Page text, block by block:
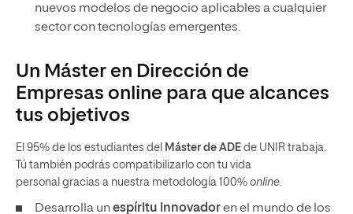
nuevos modelos de negocio aplicables a cualquier
sector con tecnologías emergentes.
Un Máster en Dirección de
Empresas online para que alcances
tus objetivos
El 95% de los estudiantes del Máster de ADE de UNIR trabaja.
Tú también podrás compatibilizarlo con tu vida
personal gracias a nuestra metodología 100% online.
Desarrolla unespíritu innovadoren el mundo de los